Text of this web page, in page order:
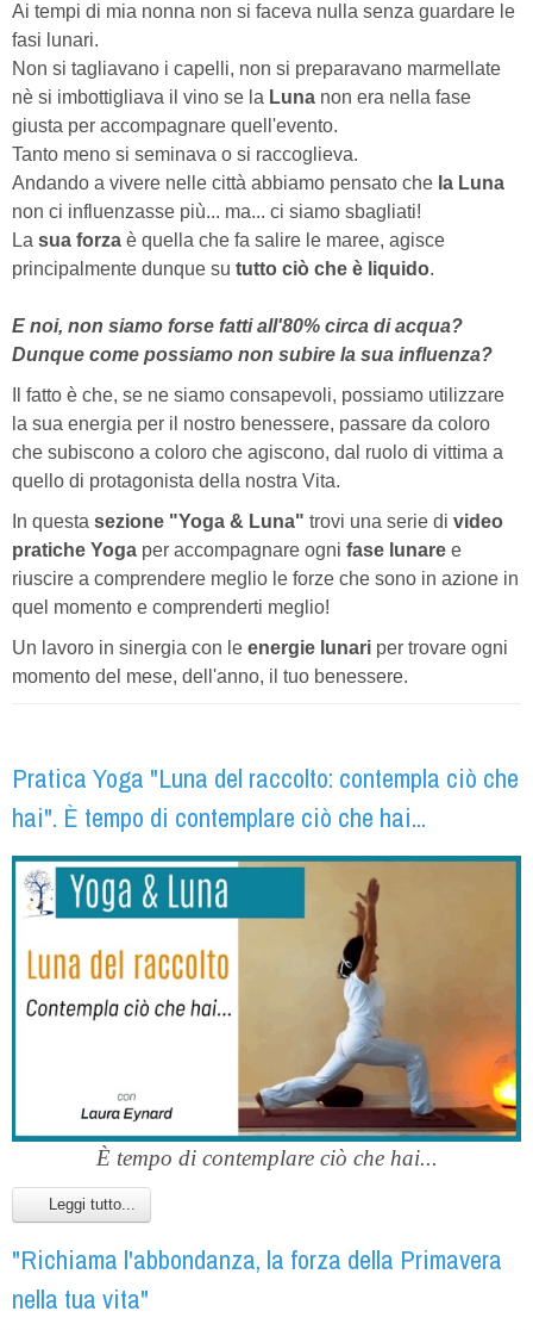
Ai tempi di mia nonna non si faceva nulla senza guardare le
fasi lunari.
Non si tagliavano i capelli, non si preparavano marmellate
nè si imbottigliava il vino se la Luna non era nella fase
giusta per accompagnare quell'evento.
Tanto meno si seminava o si raccoglieva.
Andando a vivere nelle città abbiamo pensato che la Luna
non ci influenzasse più... ma... ci siamo sbagliati!
La sua forza è quella che fa salire le maree, agisce
principalmente dunque su tutto ciò che è liquido.
E noi, non siamo forse fatti all'80% circa di acqua?
Dunque come possiamo non subire la sua influenza?
Il fatto è che, se ne siamo consapevoli, possiamo utilizzare
la sua energia per il nostro benessere, passare da coloro
che subiscono a coloro che agiscono, dal ruolo di vittima a
quello di protagonista della nostra Vita.
In questa sezione "Yoga & Luna" trovi una serie di video
pratiche Yoga per accompagnare ogni fase lunare e
riuscire a comprendere meglio le forze che sono in azione in
quel momento e comprenderti meglio!
Un lavoro in sinergia con le energie lunari per trovare ogni
momento del mese, dell'anno, il tuo benessere.
Pratica Yoga "Luna del raccolto: contempla ciò che
hai". È tempo di contemplare ciò che hai...
È tempo di contemplare ciò che hai...
Leggi tutto...
"Richiama l'abbondanza, la forza della Primavera
nella tua vita"